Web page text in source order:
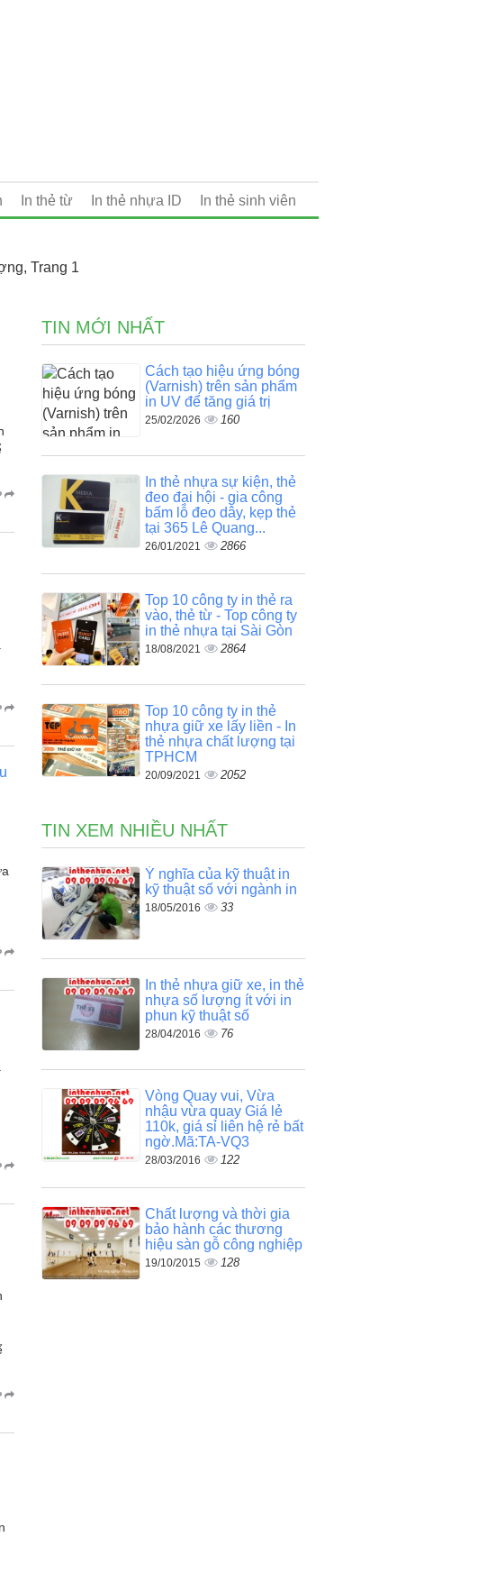
In thẻ từ In thẻ nhựa ID In thẻ sinh viên
Trang 1
TIN MỚI NHẤT
Cách tạo hiệu ứng bóng
(Varnish) trên sản phẩm
in UV để tăng giá trị
25/02/2026 160
In thẻ nhựa sự kiện, thẻ
đeo đại hội - gia công
bấm lỗ đeo dây, kẹp thẻ
tại 365 Lê Quang...
26/01/2021 2866
Top 10 công ty in thẻ ra
vào, thẻ từ - Top công ty
in thẻ nhựa tại Sài Gòn
18/08/2021 2864
Top 10 công ty in thẻ
nhựa giữ xe lấy liền - In
thẻ nhựa chất lượng tại
TPHCM
20/09/2021 2052
TIN XEM NHIỀU NHẤT
Ý nghĩa của kỹ thuật in
kỹ thuật số với ngành in
18/05/2016 33
In thẻ nhựa giữ xe, in thẻ
nhựa số lượng ít với in
phun kỹ thuật số
28/04/2016 76
Vòng Quay vui, Vừa
nhậu vừa quay Giá lẻ
110k, giá sỉ liên hệ rẻ bất
ngờ.Mã:TA-VQ3
28/03/2016 122
Chất lượng và thời gia
bảo hành các thương
hiệu sàn gỗ công nghiệp
19/10/2015 128